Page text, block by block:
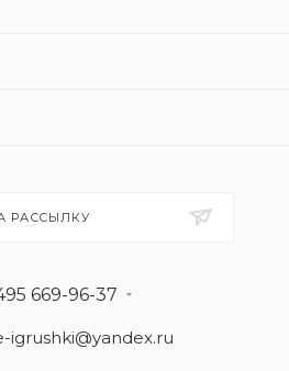
РАССЫЛКУ
669-96-37
igrushki@yandex.ru